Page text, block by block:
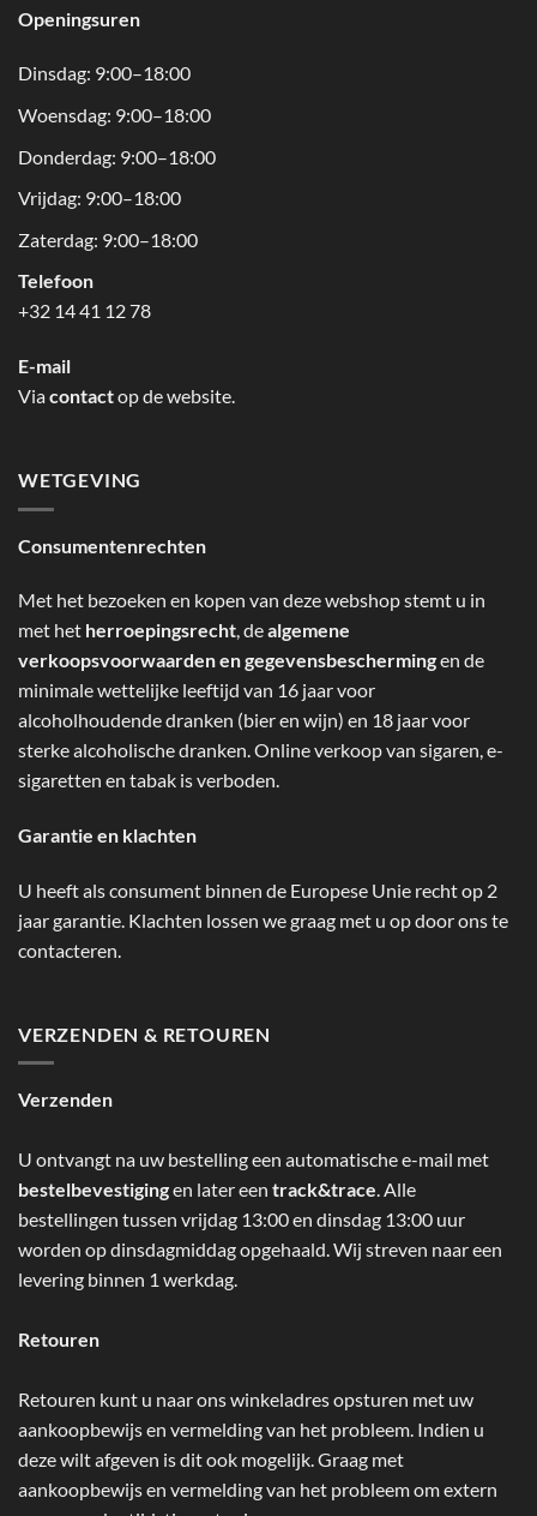
Openingsuren
Dinsdag: 9:00–18:00
Woensdag: 9:00–18:00
Donderdag: 9:00–18:00
Vrijdag: 9:00–18:00
Zaterdag: 9:00–18:00
Telefoon
+32 14 41 12 78
E-mail
Viacontactop de website.
WETGEVING
Consumentenrechten
Met het bezoeken en kopen van deze webshop stemt u in
met het herroepingsrecht, dealgemene
verkoopsvoorwaarden en gegevensbeschermingen de
minimale wettelijke leeftijd van 16 jaar voor
alcoholhoudende dranken (bier en wijn) en 18 jaar voor
sterke alcoholische dranken. Online verkoop van sigaren, e-
sigaretten en tabak is verboden.
Garantie en klachten
U heeft als consument binnen de Europese Unie recht op 2
jaar garantie. Klachten lossen we graag met u op door ons te
contacteren.
VERZENDEN & RETOUREN
Verzenden
U ontvangt na uw bestelling een automatische e-mail met
bestelbevestigingen later een track&trace. Alle
bestellingen tussen vrijdag 13:00 en dinsdag 13:00 uur
worden op dinsdagmiddag opgehaald. Wij streven naar een
levering binnen 1 werkdag.
Retouren
Retouren kunt u naar ons winkeladres opsturen met uw
aankoopbewijs en vermelding van het probleem. Indien u
deze wilt afgeven is dit ook mogelijk. Graag met
aankoopbewijs en vermelding van het probleem om extern